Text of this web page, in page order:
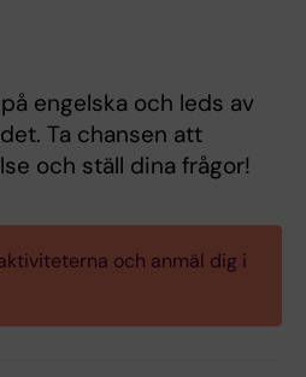
engelska och leds av
Ta chansen att
och ställ dina frågor!
och anmäl dig i